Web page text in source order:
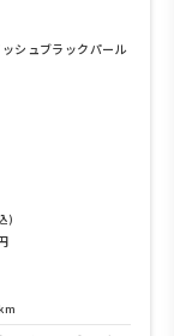
シュブラックパール
)